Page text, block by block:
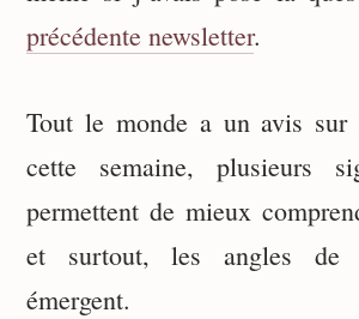
précédente newsletter.
Tout le monde a un avis sur
cette semaine, plusieurs
permettent de mieux
et surtout, les angles de
émergent.